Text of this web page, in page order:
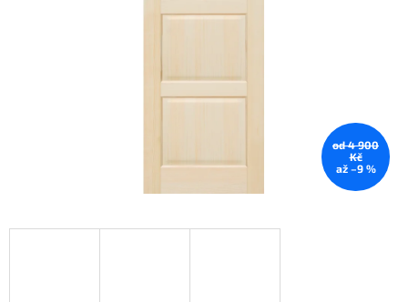
od 4 900
Kč
až –9 %